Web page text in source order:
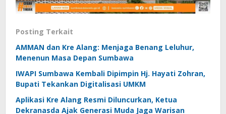
Posting Terkait
AMMAN dan Kre Alang: Menjaga Benang Leluhur,
Menenun Masa Depan Sumbawa
IWAPI Sumbawa Kembali Dipimpin Hj. Hayati Zohran,
Bupati Tekankan Digitalisasi UMKM
Aplikasi Kre Alang Resmi Diluncurkan, Ketua
Dekranasda Ajak Generasi Muda Jaga Warisan